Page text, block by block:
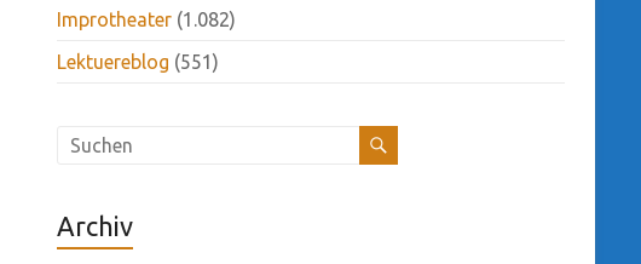
Improtheater (1.082)
Lektuereblog (551)
Archiv